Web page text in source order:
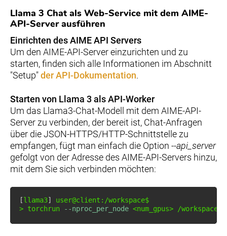
Llama 3 Chat als Web-Service mit dem AIME-
API-Server ausführen
Einrichten des AIME API Servers
Um den AIME-API-Server einzurichten und zu
starten, finden sich alle Informationen im Abschnitt
"Setup"der API-Dokumentation.
Starten von Llama 3 als API-Worker
Um das Llama3-Chat-Modell mit dem AIME-API-
Server zu verbinden, der bereit ist, Chat-Anfragen
über die JSON-HTTPS/HTTP-Schnittstelle zu
empfangen, fügt man einfach die Option --api_server
gefolgt von der Adresse des AIME-API-Servers hinzu,
mit dem Sie sich verbinden möchten:
[llama3]
> torchrun --nproc_per_node <num_gpus> /workspace/